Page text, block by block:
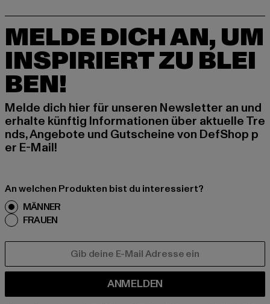
MELDE DICH AN, UM
INSPIRIERT ZU BLEI
BEN!
Melde dich hier für unseren Newsletter an und
erhalte künftig Informationen über aktuelle Tre
nds, Angebote und Gutscheine von DefShop p
er E-Mail!
An welchen Produkten bist du interessiert?
MÄNNER
FRAUEN
ANMELDEN